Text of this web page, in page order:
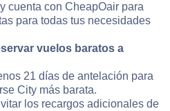
cuenta con CheapOair para
para todas tus necesidades
vuelos baratos a
21 días de antelación para
City más barata.
los recargos adicionales de